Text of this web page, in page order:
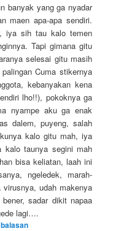
banyak yang ga nyadar
maen apa-apa sendiri.
iya sih tau kalo temen
Tapi gimana gitu
selesai gitu masih
Cuma stikernya
kebanyakan kena
lho!!), pokoknya ga
nyampe aku ga enak
dalem, puyeng, salah
kalo gitu mah, iya
taunya segini mah
bisa keliatan, laah ini
ngeledek, marah-
udah makenya
sadar dikit napaa
lagi….